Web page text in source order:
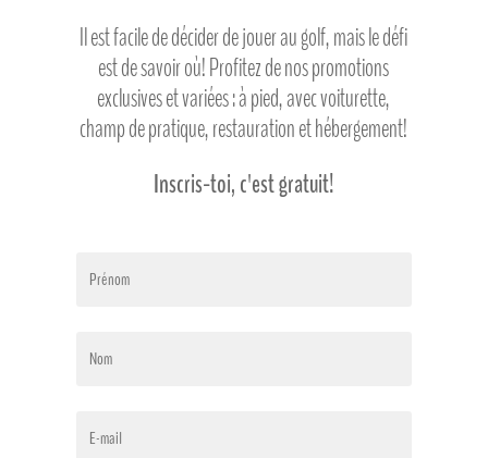
Il est facile de décider de jouer au golf, mais le défi
est de savoir où! Profitez de nos promotions
exclusives et variées : à pied, avec voiturette,
champ de pratique, restauration et hébergement!
Inscris-toi, c'est gratuit!